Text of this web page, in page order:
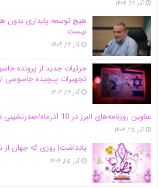
آذر ۲۶, ۱۴۰۴
هیچ توسعه پایداری بدون
نیست
آذر ۲۶, ۱۴۰۴
جزئیات جدید از پرونده
تجهیزات پیچیده جاسوسی
آذر ۲۶, ۱۴۰۴
عناوین روزنامه‌های البرز در ‌18 آذرماه/صدرنشینی در ارائه خدمات زایمان بی‌درد
آذر ۲۵, ۱۴۰۴
یادداشت| روزی که جهان از
آذر ۲۵, ۱۴۰۴